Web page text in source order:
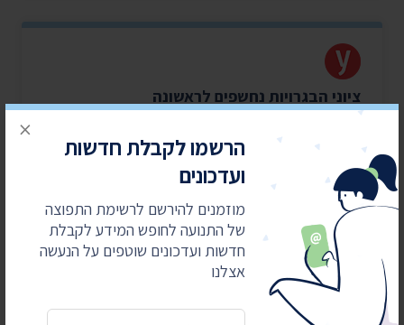
הרשמו לקבלת חדשות
ועדכונים
מוזמנים להירשם לרשימת התפוצה
של התנועה לחופש המידע לקבלת
חדשות ועדכונים שוטפים על הנעשה
אצלנו
×
ציוני הבגרויות נחשפים לראשונה
בדקו בעצמכם
לכתבה של תמר טרבלסי חדד